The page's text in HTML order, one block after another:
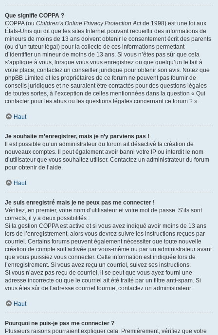
Que signifie COPPA ?
COPPA (ou Children’s Online Privacy Protection Actde 1998) est une loi aux
États-Unis qui dit que les sites Internet pouvant recueillir des informations de
mineurs de moins de 13 ans doivent obtenir le consentement écrit des parents
(ou d’un tuteur légal) pour la collecte de ces informations permettant
d’identifier un mineur de moins de 13 ans. Si vous n’êtes pas sûr que cela
s’applique à vous, lorsque vous vous enregistrez ou que quelqu’un le fait à
votre place, contactez un conseiller juridique pour obtenir son avis. Notez que
phpBB Limited et les propriétaires de ce forum ne peuvent pas fournir de
conseils juridiques et ne sauraient être contactés pour des questions légales
de toutes sortes, à l’exception de celles mentionnées dans la question « Qui
contacter pour les abus ou les questions légales concernant ce forum ? ».
Haut
Je souhaite m’enregistrer, mais je n’y parviens pas !
Il est possible qu’un administrateur du forum ait désactivé la création de
nouveaux comptes. Il peut également avoir banni votre IP ou interdit le nom
d’utilisateur que vous souhaitez utiliser. Contactez un administrateur du forum
pour obtenir de l’aide.
Haut
Je suis enregistré mais je ne peux pas me connecter !
Vérifiez, en premier, votre nom d’utilisateur et votre mot de passe. S’ils sont
corrects, il y a deux possibilités :
Si la gestion COPPA est active et si vous avez indiqué avoir moins de 13 ans
lors de l’enregistrement, alors vous devrez suivre les instructions reçues par
courriel. Certains forums peuvent également nécessiter que toute nouvelle
création de compte soit activée par vous-même ou par un administrateur avant
que vous puissiez vous connecter. Cette information est indiquée lors de
l’enregistrement. Si vous avez reçu un courriel, suivez ses instructions.
Si vous n’avez pas reçu de courriel, il se peut que vous ayez fourni une
adresse incorrecte ou que le courriel ait été traité par un filtre anti-spam. Si
vous êtes sûr de l’adresse courriel fournie, contactez un administrateur.
Haut
Pourquoi ne puis-je pas me connecter ?
Plusieurs raisons pourraient expliquer cela. Premièrement, vérifiez que votre